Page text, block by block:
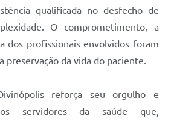
qualificada no desfecho de
O comprometimento, a
dos profissionais envolvidos foram
preservação da vida do paciente.
reforça seu orgulho e
servidores da saúde que,